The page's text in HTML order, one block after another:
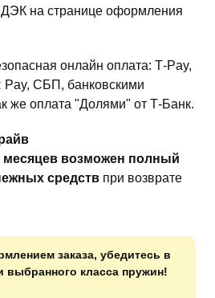
на странице оформления
онлайн оплата: T‑Pay,
Pay, СБП, банковскими
же оплата "Долями" от Т-Банк.
месяцев возможен полный
средств при возврате
заказа, убедитесь в
выбранного класса пружин!